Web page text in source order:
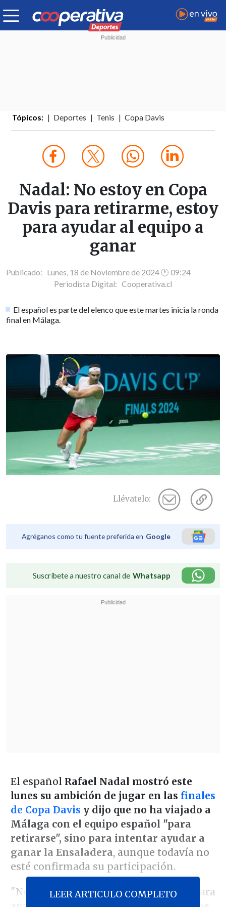
Tópicos: Deportes Tenis Copa Davis
Nadal: No estoy en Copa
Davis para retirarme, estoy
para ayudar al equipo a
ganar
Publicado: Lunes, 18 de Noviembre de 2024 🕐 09:24
Periodista Digital: Cooperativa.cl
El español es parte del elenco que este martes inicia la ronda
final en Málaga.
Llévatelo:
Agréganos como tu fuente preferida en Google
Suscríbete a nuestro canal de Whatsapp
El español Rafael Nadal mostró este
lunes su ambición de jugar en las finales
de Copa Davis y dijo que no ha viajado a
Málaga con el equipo español "para
retirarse", sino para intentar ayudar a
ganar la Ensaladera, aunque todavía no
esté confirmada su participación.
"No estoy aquí para retirarme, estoy para
LEER ARTICULO COMPLETO